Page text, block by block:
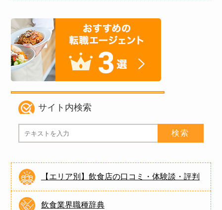
サイト内検索
【エリア別】飲食店の口コミ・体験談・評判
飲食業界職種辞典